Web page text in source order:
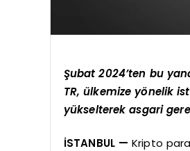
Şubat 2024’ten bu
TR, ülkemize yönelik
yükselterek asgari
İSTANBUL — Kripto